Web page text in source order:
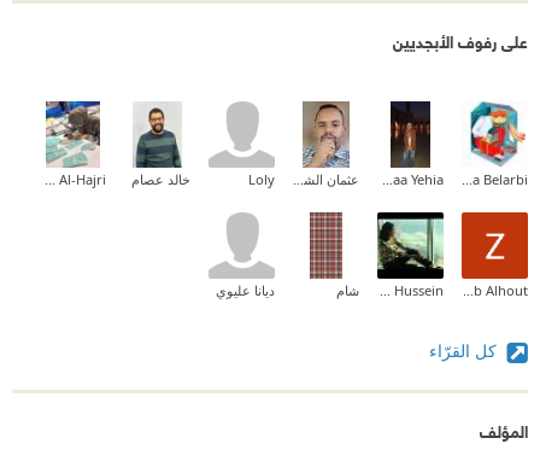
على رفوف الأبجديين
Loly خالد عصام
شام ديانا عليوي
كل القرّاء
المؤلف